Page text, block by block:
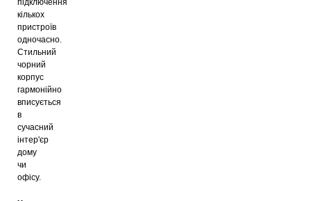
кількох
пристроїв
одночасно.
Стильний
чорний
корпус
гармонійно
вписується
в
сучасний
інтер'єр
дому
чи
офісу.